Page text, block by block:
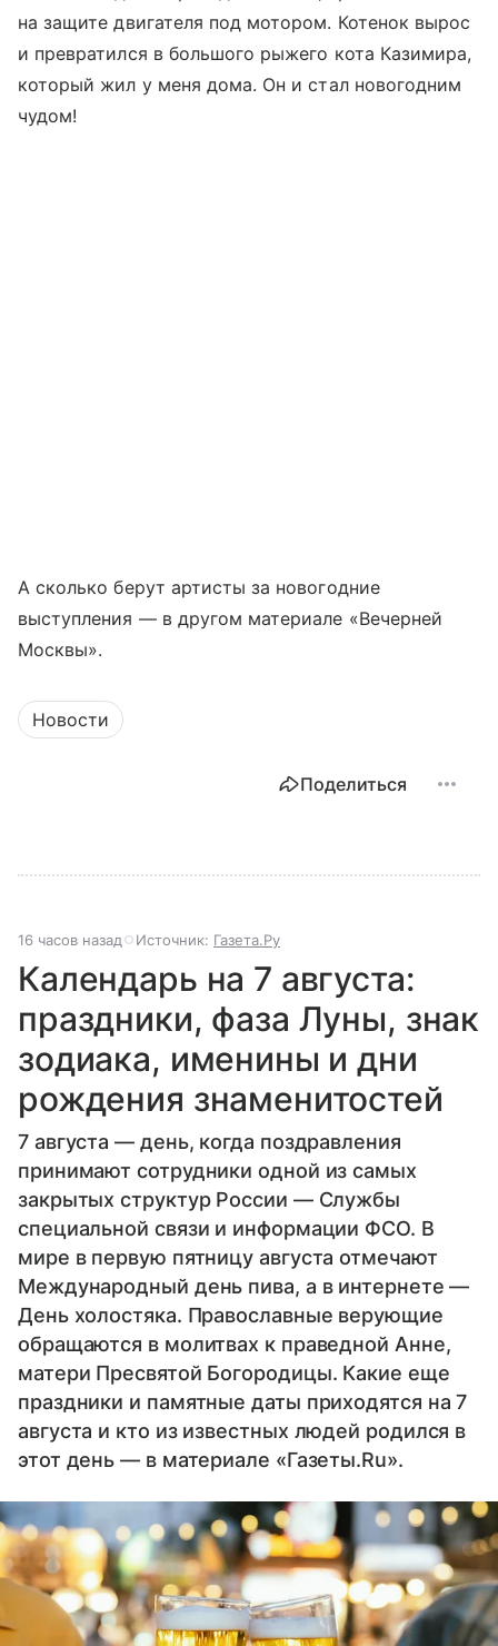
на защите двигателя под мотором. Котенок вырос
и превратился в большого рыжего кота Казимира,
который жил у меня дома. Он и стал новогодним
чудом!
А сколько берут артисты за новогодние
выступления — в другом материале «Вечерней
Москвы».
Новости
Поделиться
16 часов назад Источник: Газета.Ру
Календарь на 7 августа:
праздники, фаза Луны, знак
зодиака, именины и дни
рождения знаменитостей
7 августа — день, когда поздравления
принимают сотрудники одной из самых
закрытых структур России — Службы
специальной связи и информации ФСО. В
мире в первую пятницу августа отмечают
Международный день пива, а в интернете —
День холостяка. Православные верующие
обращаются в молитвах к праведной Анне,
матери Пресвятой Богородицы. Какие еще
праздники и памятные даты приходятся на 7
августа и кто из известных людей родился в
этот день — в материале «Газеты.Ru».